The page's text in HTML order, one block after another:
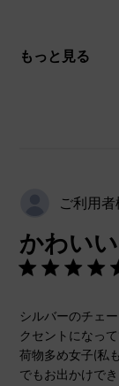
もっと見る
ご利用者
かわいい
シルバーのチェ
クセントになっ
荷物多め女子(私
でもお出かけで